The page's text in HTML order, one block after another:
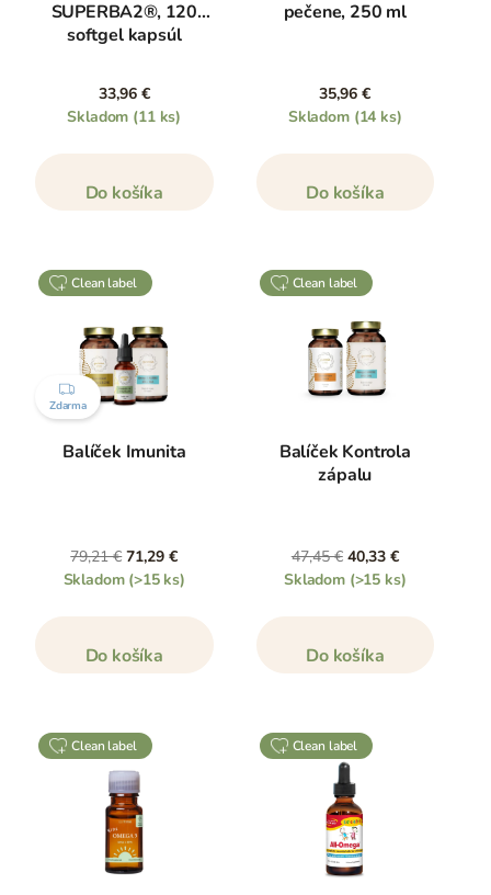
SUPERBA2®, 120
softgel kapsúl
33,96 €
Skladom (11 ks)
Do košíka
pečene, 250 ml
35,96 €
Skladom (14 ks)
Do košíka
clean label
ZDARMA
Zdarma
Balíček Imunita
79,21 € 71,29 €
Skladom (>15 ks)
Do košíka
clean label
Balíček Kontrola
zápalu
47,45 € 40,33 €
Skladom (>15 ks)
Do košíka
clean label clean label